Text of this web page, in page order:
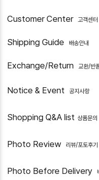
Customer Center 고객센터
Shipping Guide 배송안내
Exchange/Return 교환/반
Notice & Event 공지사항
Shopping Q&A list 상품문의
Photo Review 리뷰/포토후기
Photo Before Delivery